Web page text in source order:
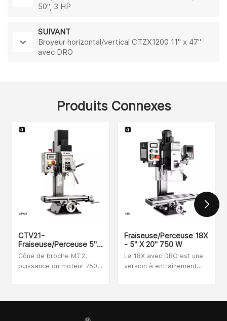
50", 3 HP
SUIVANT
Broyeur horizontal/vertical CTZX1200 11" x 47"
avec DRO
Produits Connexes
CTV21-
Fraiseuse/perceuse 5"
X 16"
Cône de broche MT2,
puissance du moteur 750
variable, le CTV21 est un
machine-outil convient aux
Fraiseuse/perceuse 18X
- 5" X 20" 750 W
La 18X avec DRO est une
version à entraînement
petite fraiseuse populaire